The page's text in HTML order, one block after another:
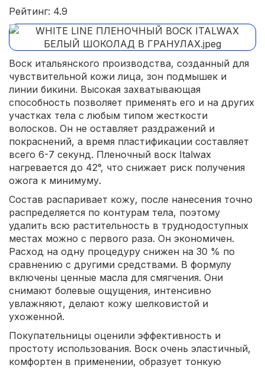
Рейтинг: 4.9
Воск итальянского производства, созданный для
чувствительной кожи лица, зон подмышек и
линии бикини. Высокая захватывающая
способность позволяет применять его и на других
участках тела с любым типом жесткости
волосков. Он не оставляет раздражений и
покраснений, а время пластификации составляет
всего 6-7 секунд. Пленочный воск Italwax
нагревается до 42°, что снижает риск получения
ожога к минимуму.
Состав распаривает кожу, после нанесения точно
распределяется по контурам тела, поэтому
удалить всю растительность в труднодоступных
местах можно с первого раза. Он экономичен.
Расход на одну процедуру снижен на 30 % по
сравнению с другими средствами. В формулу
включены ценные масла для смягчения. Они
снимают болевые ощущения, интенсивно
увлажняют, делают кожу шелковистой и
ухоженной.
Покупательницы оценили эффективность и
простоту использования. Воск очень эластичный,
комфортен в применении, образует тонкую